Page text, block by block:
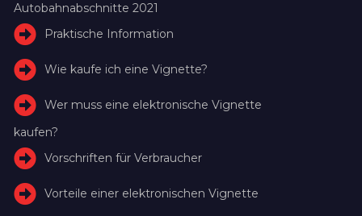
Autobahnabschnitte 2021
Praktische Information
Wie kaufe ich eine Vignette?
Wer muss eine elektronische Vignette
kaufen?
Vorschriften für Verbraucher
Vorteile einer elektronischen Vignette